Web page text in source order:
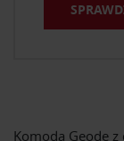
Komoda Geode